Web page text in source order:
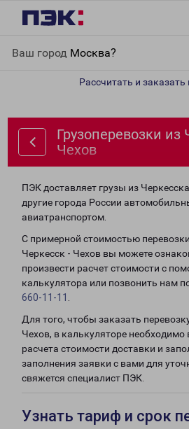
Ваш город Москва?
Рассчитать и заказать
Грузоперевозки из
Чехов
ПЭК доставляет грузы из
другие города России
авиатранспортом.
С примерной стоимостью
Черкесск - Чехов вы можете
произвести расчет стоимости с
калькулятора или позвонить нам
660-11-11
Для того, чтобы заказать
Чехов, в калькуляторе необходимо
расчета стоимости доставки и
заполнения заявки с вами для
свяжется специалист ПЭК.
Узнать тариф и срок